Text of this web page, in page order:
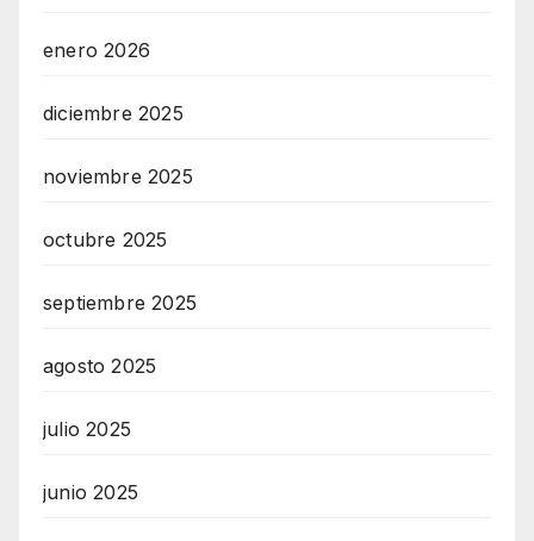
enero 2026
diciembre 2025
noviembre 2025
octubre 2025
septiembre 2025
agosto 2025
julio 2025
junio 2025